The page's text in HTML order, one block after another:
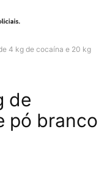
4 kg de cocaína e 20 kg
de
pó branco